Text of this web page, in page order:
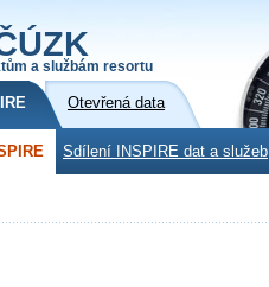
a službám resortu
Otevřená data
Sdílení INSPIRE dat a služeb